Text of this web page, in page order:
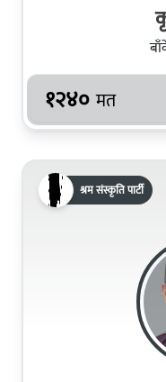
१२४० मत
श्रम संस्कृति पार्टी